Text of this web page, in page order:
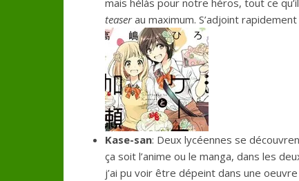
teaserau maximum. S’adjoint
Kase-san: Deux lycéennes se
ça soit l’anime ou le manga, dans les
j’ai pu voir être dépeint dans une